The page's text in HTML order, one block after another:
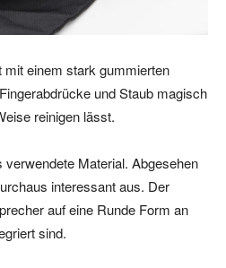
einem stark gummierten
und Staub magisch
reinigen lässt.
Material. Abgesehen
interessant aus. Der
auf eine Runde Form an
sind.